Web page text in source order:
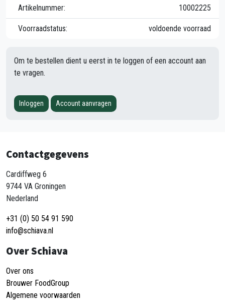
Artikelnummer: 10002225
Voorraadstatus: voldoende voorraad
Om te bestellen dient u eerst in te loggen of een account aan
te vragen.
Inloggen Account aanvragen
Contactgegevens
Cardiffweg 6
9744 VA Groningen
Nederland
+31 (0) 50 54 91 590
info@schiava.nl
Over Schiava
Over ons
Brouwer FoodGroup
Algemene voorwaarden